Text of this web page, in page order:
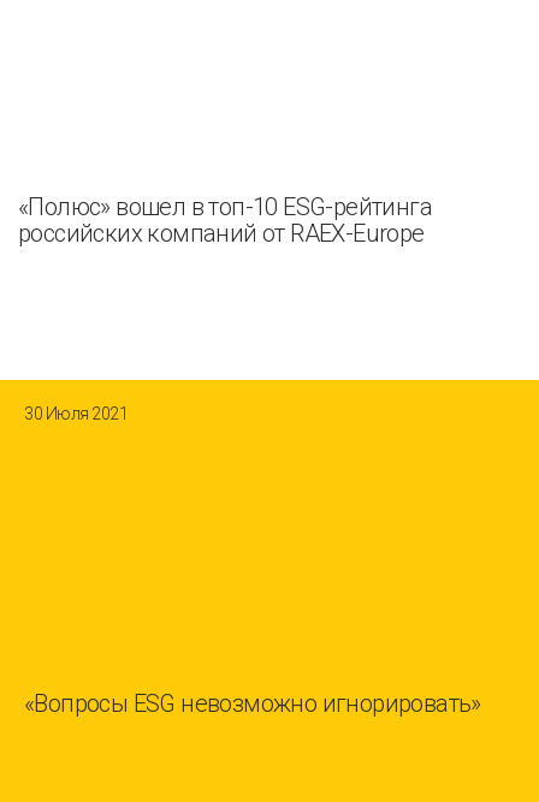
«Полюс» вошел в топ-10 ESG-рейтинга
российских компаний от RAEX-Europe
30 Июля 2021
«Вопросы ESG невозможно игнорировать»